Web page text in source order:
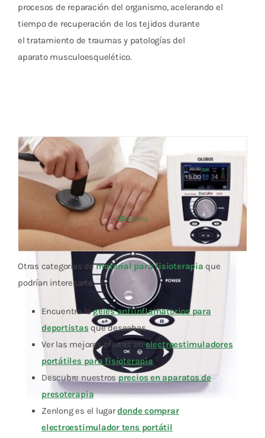
Magnetoterapia
enseñanza
OFERTAS
procesos de reparación del organismo, acelerando el
tiempo de recuperación de los tejidos durante
el tratamiento de traumas y patologías del
aparato musculoesquelético.
Diatermia Diacare 5000 – La efectividad de
la tecarterapia al mejor precio (nueva
versión)
Details
Otras categorías dematerial para fisioterapia que
podrían interesarte:
Encuentra lageles antiinflamatorios para
deportistas que deseabas
Ver las mejores ofertas enelectroestimuladores
portátiles para fisioterapia
Descubre nuestros precios en aparatos de
presoterapia
Zenlong es el lugardonde comprar
electroestimulador tens portátil